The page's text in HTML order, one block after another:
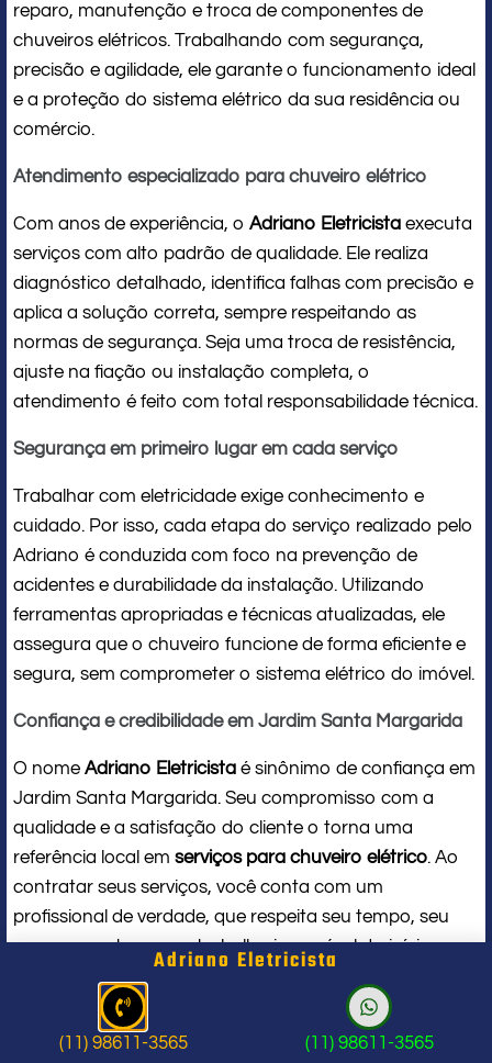
reparo, manutenção e troca de componentes de
chuveiros elétricos. Trabalhando com segurança,
precisão e agilidade, ele garante o funcionamento ideal
e a proteção do sistema elétrico da sua residência ou
comércio.
Atendimento especializado para chuveiro elétrico
Com anos de experiência, o Adriano Eletricista executa
serviços com alto padrão de qualidade. Ele realiza
diagnóstico detalhado, identifica falhas com precisão e
aplica a solução correta, sempre respeitando as
normas de segurança. Seja uma troca de resistência,
ajuste na fiação ou instalação completa, o
atendimento é feito com total responsabilidade técnica.
Segurança em primeiro lugar em cada serviço
Trabalhar com eletricidade exige conhecimento e
cuidado. Por isso, cada etapa do serviço realizado pelo
Adriano é conduzida com foco na prevenção de
acidentes e durabilidade da instalação. Utilizando
ferramentas apropriadas e técnicas atualizadas, ele
assegura que o chuveiro funcione de forma eficiente e
segura, sem comprometer o sistema elétrico do imóvel.
Confiança e credibilidade em Jardim Santa Margarida
O nome Adriano Eletricista é sinônimo de confiança em
Jardim Santa Margarida. Seu compromisso com a
qualidade e a satisfação do cliente o torna uma
referência local em serviços para chuveiro elétrico. Ao
contratar seus serviços, você conta com um
profissional de verdade, que respeita seu tempo, seu
espaço e entrega um trabalho impecável do início ao
Problema com chuveiro: sinais que
Adriano Eletricista
(11) 98611-3565 (11) 98611-3565